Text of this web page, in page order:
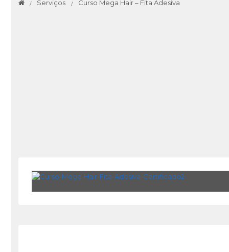
Serviços Curso Mega Hair – Fita Adesiva